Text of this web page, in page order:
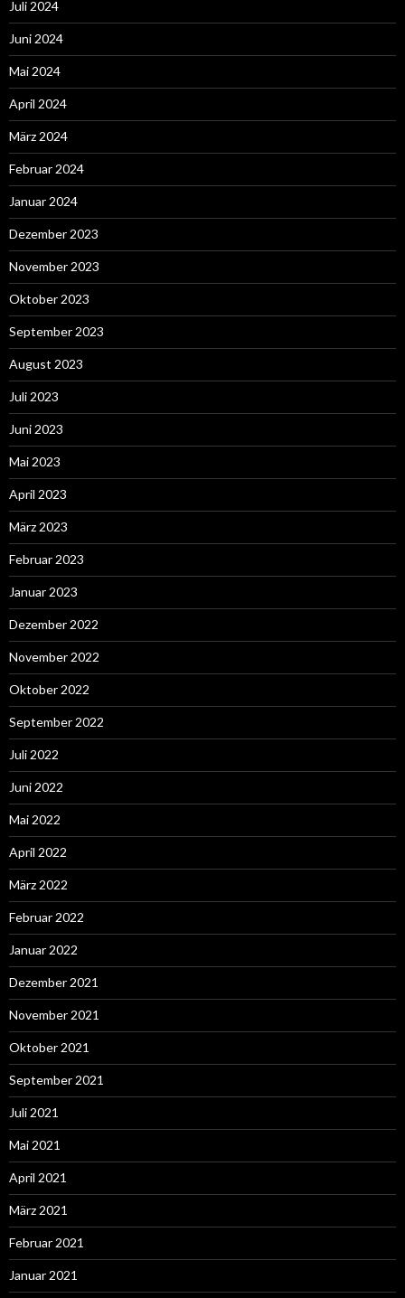
Juli 2024
Juni 2024
Mai 2024
April 2024
März 2024
Februar 2024
Januar 2024
Dezember 2023
November 2023
Oktober 2023
September 2023
August 2023
Juli 2023
Juni 2023
Mai 2023
April 2023
März 2023
Februar 2023
Januar 2023
Dezember 2022
November 2022
Oktober 2022
September 2022
Juli 2022
Juni 2022
Mai 2022
April 2022
März 2022
Februar 2022
Januar 2022
Dezember 2021
November 2021
Oktober 2021
September 2021
Juli 2021
Mai 2021
April 2021
März 2021
Februar 2021
Januar 2021